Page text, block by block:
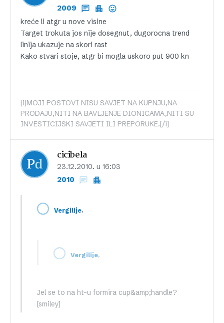
2009
kreće li atgr u nove visine
Target trokuta jos nije dosegnut, dugorocna trend
linija ukazuje na skori rast
Kako stvari stoje, atgr bi mogla uskoro put 900 kn
[i]MOJI POSTOVI NISU SAVJET NA KUPNJU,NA
PRODAJU,NITI NA BAVLJENJE DIONICAMA,NITI SU
INVESTICIJSKI SAVJETI ILI PREPORUKE.[/i]
cicibela
23.12.2010. u 16:03
2010
Vergilije,
Vergilije,
Jel se to na ht-u formira cup&amp;handle?
[smiley]